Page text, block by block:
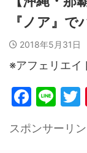
『ノア』で
2018年5月31日
※アフェリエイ
F
c
Li
e
スポンサーリ